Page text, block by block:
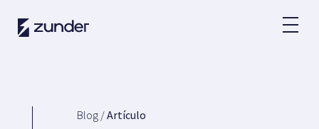
ES
App de Zunder
Blog /Artículo